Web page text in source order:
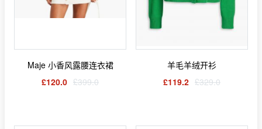
Maje 小香风露腰连衣裙
£120.0 £399.0
羊毛羊绒开衫
£119.2 £329.0